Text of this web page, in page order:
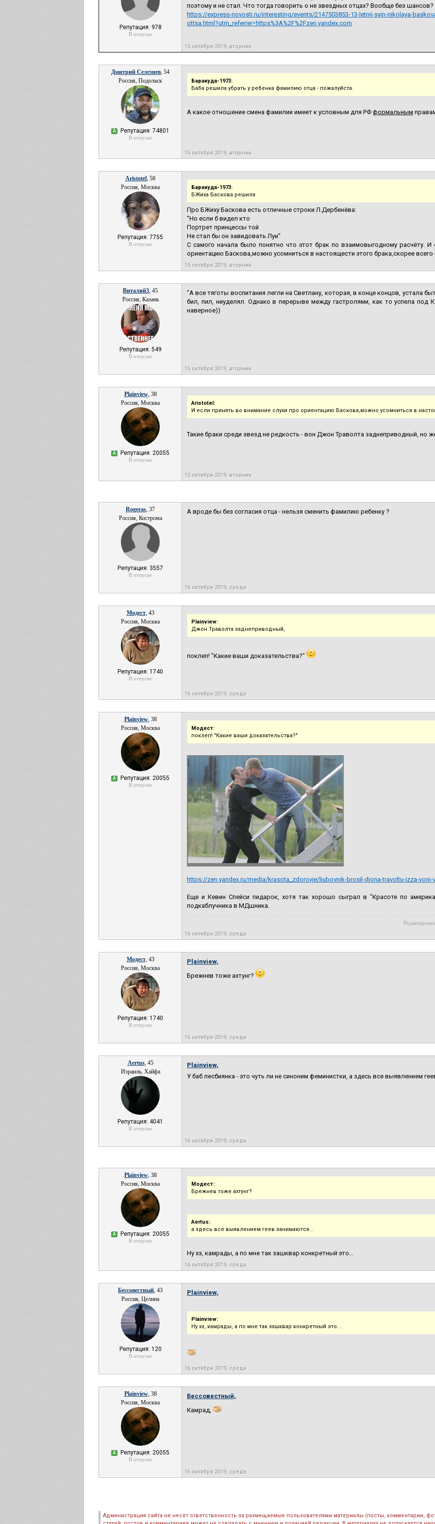
Репутация: 978
В отпуске
поэтому и не стал. Что тогда говорить о не звездных отцах? Вообще без шансов?
https://express-novosti.ru/interesting/events/2147503853-13-letnij-syin-nikolaya-
ottsa.html?utm_referrer=https%3A%2F%2Fzen.yandex.com
15 октября 2019, вторник
Дмитрий Селезнев, 54
Россия, Подольск
А Репутация: 74801
В отпуске
Баракуда-1973:
Баба решила убрать у ребенка фамилию отца - пожалуйста.
А какое отношение смена фамилии имеет к условным для РФ формальным
15 октября 2019, вторник
Aristotel, 58
Россия, Москва
Репутация: 7755
В отпуске
Баракуда-1973:
БЖиха Баскова решила
Про БЖиху Баскова есть отличные строки Л.Дербенёва:
"Но если б видел кто
Портрет принцессы той
Не стал бы он завидовать Луи"
С самого начала было понятно что этот брак по взаимовыгодному расчёту. И
ориентацию Баскова,можно усомниться в настоящести этого брака,скорее всего
15 октября 2019, вторник
Виталий3, 45
Россия, Казань
Репутация: 549
В отпуске
"А все тяготы воспитания легли на Светлану, которая, в конце концов, устала
бил, пил, ниуделял. Однако в перерыве между гастролями, как то успела под
наверное))
15 октября 2019, вторник
Plainview, 38
Россия, Москва
А Репутация: 20055
В отпуске
Aristotel:
И если принять во внимание слухи про ориентацию Баскова,можно усомниться в
Такие браки среди звезд не редкость - вон Джон Траволта заднеприводный, но
15 октября 2019, вторник
Rogeras, 37
Россия, Кострома
Репутация: 3557
В отпуске
А вроде бы без согласия отца - нельзя сменить фамилию ребенку ?
16 октября 2019, среда
Модест, 43
Россия, Москва
Репутация: 1740
В отпуске
Plainview:
Джон Траволта заднеприводный,
поклеп! "Какие ваши доказательства?"
16 октября 2019, среда
Plainview, 38
Россия, Москва
А Репутация: 20055
В отпуске
Модест:
поклеп! "Какие ваши доказательства?"
https://zen.yandex.ru/media/krasota_zdorovje/liubovnik-brosil-djona-travoltu-izza-voni-
Еще и Кевин Спейси пидарок, хотя так хорошо сыграл в "Красоте по
подкаблучника в МДшника.
16 октября 2019, среда
Модест, 43
Россия, Москва
Репутация: 1740
В отпуске
Plainview,
Брежнев тоже ахтунг?
16 октября 2019, среда
Aertus, 45
Израиль, Хайфа
Репутация: 4041
В отпуске
Plainview,
У баб лесбиянка - это чуть ли не синоним феминистки, а здесь все выявлением
16 октября 2019, среда
Plainview, 38
Россия, Москва
А Репутация: 20055
В отпуске
Модест:
Брежнев тоже ахтунг?
Aertus:
а здесь все выявлением геев занимаются...
Ну хз, камрады, а по мне так зашквар конкретный это...
16 октября 2019, среда
Бессовестный, 43
Россия, Целина
Репутация: 120
В отпуске
Plainview,
Plainview:
Ну хз, камрады, а по мне так зашквар конкретный это...
16 октября 2019, среда
Plainview, 38
Россия, Москва
А Репутация: 20055
В отпуске
Бессовестный,
Камрад,
16 октября 2019, среда
Администрация сайта не несёт ответственность за размещаемые пользователями материалы (посты, комментарии,